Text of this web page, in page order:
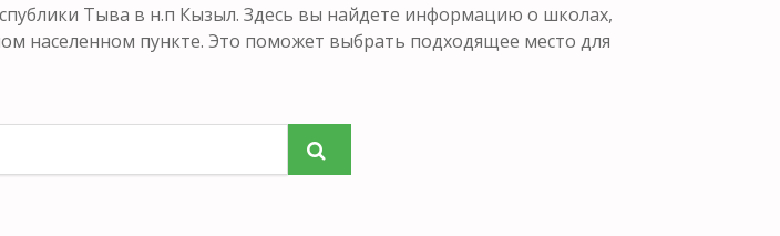
Тыва в н.п Кызыл. Здесь вы найдете информацию о школах,
населенном пункте. Это поможет выбрать подходящее место для